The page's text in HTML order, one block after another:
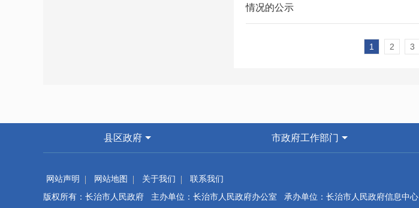
情况的公示
1 2 3
县区政府 市政府工作部门
网站声明 网站地图 关于我们
联系我们
版权所有：长治市人民政府 主办单位：长治市人民政府办公室 承办单位：长治市人民政府信息中心